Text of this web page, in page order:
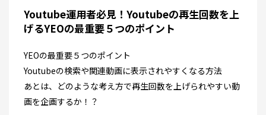
Youtube運用者必見！Youtubeの再生回数を上
げるYEOの最重要５つのポイント
YEOの最重要５つのポイント
Youtubeの検索や関連動画に表示されやすくなる方法
あとは、どのような考え方で再生回数を上げられやすい動
画を企画するか！？